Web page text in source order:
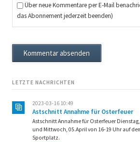
Über neue Kommentare per E-Mail
das Abonnement jederzeit beenden)
Kommentar absenden
LETZTE NACHRICHTEN
2023-03-16 10:49
Astschnitt Annahme für Osterfeuer
Astschnitt Annahme für Osterfeuer
und Mittwoch, 05.April von 16-19 Uhr auf
Sportplatz.